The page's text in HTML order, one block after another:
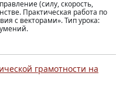
(силу, скорость,
Практическая работа по
с векторами». Тип урока:
грамотности на